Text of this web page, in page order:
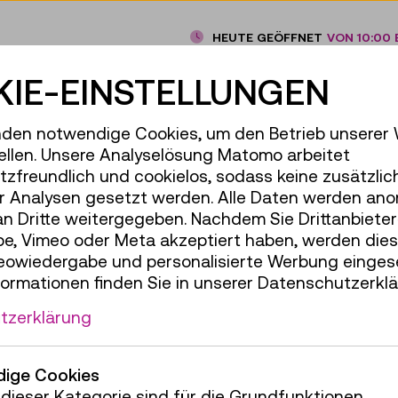
ENTDECKEN
HEUTE GEÖFFNET VON 10:00
AUSTRIA
EINSTELLUNGEN
notwendige Cookies, um den Betrieb unserer
Unsere Analyselösung Matomo arbeitet
und cookielos, sodass keine
Analysen gesetzt werden. Alle Daten werden
Dritte weitergegeben. Nachdem Sie
Vimeo oder Meta akzeptiert haben, werden
und personalisierte Werbung
finden Sie in unserer
Cookies